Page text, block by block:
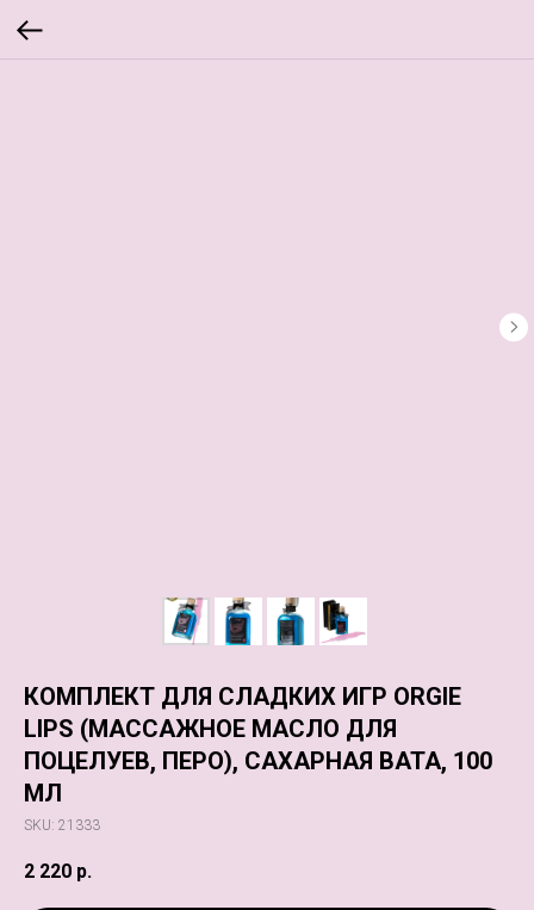
КОМПЛЕКТ ДЛЯ СЛАДКИХ ИГР ORGIE
LIPS (МАССАЖНОЕ МАСЛО ДЛЯ
ПОЦЕЛУЕВ, ПЕРО), САХАРНАЯ ВАТА, 100
МЛ
SKU: 21333
2 220 р.